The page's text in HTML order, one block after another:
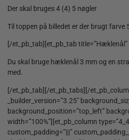
Der skal bruges 4 (4) 5 nøgler
Til toppen på billedet er der brugt farve
[/et_pb_tab][et_pb_tab title=”Hæklenål”
Du skal bruge hæklenål 3 mm og en
med.
[/et_pb_tab][/et_pb_tabs][/
_builder_version=”3.25″
background_position=”top_left”
width=”100%”][et_pb_column
custom_padding=”|||”